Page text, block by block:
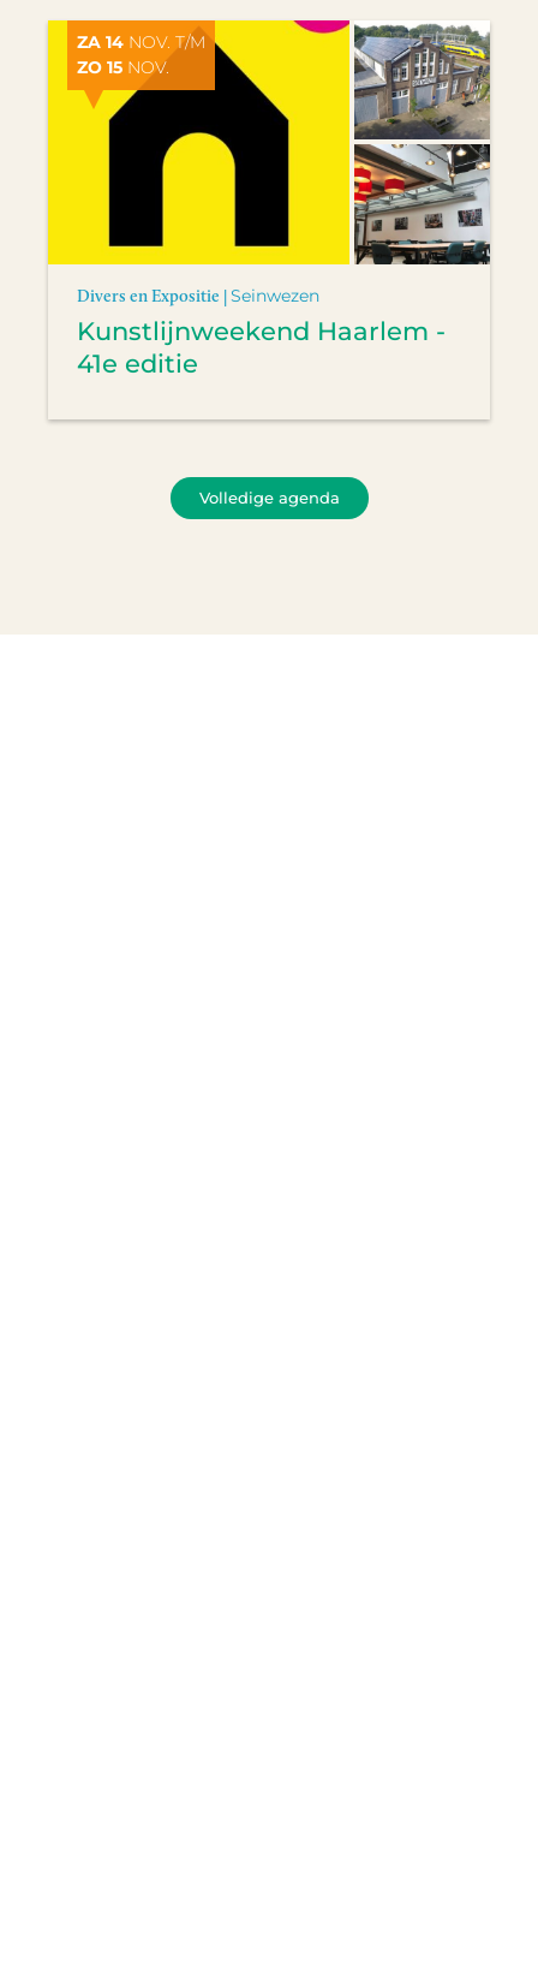
ZA 14 NOV. T/M
ZO 15 NOV.
Divers en Expositie |Seinwezen
Kunstlijnweekend Haarlem -
41e editie
Volledige agenda